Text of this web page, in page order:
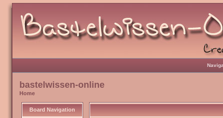
bastelwissen-online
Home
Board Navigation